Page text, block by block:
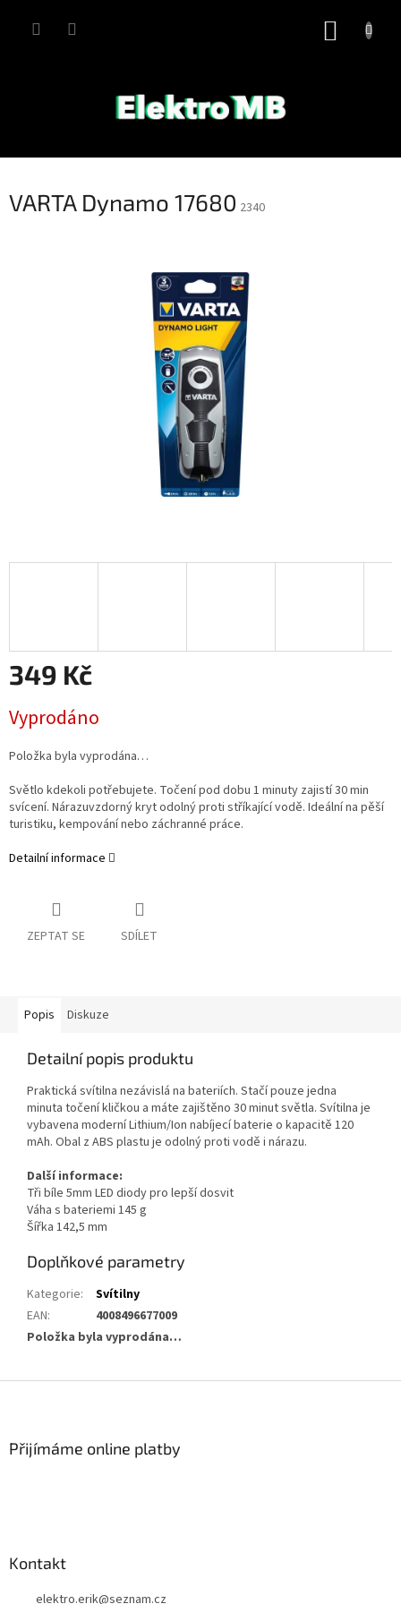
VARTA Dynamo 17680 2340
349 Kč
cena:
Vyprodáno
Položka byla vyprodána…
Světlo kdekoli potřebujete. Točení pod dobu 1 minuty zajistí 30 min
svícení. Nárazuvzdorný kryt odolný proti stříkající vodě. Ideální na pěší
turistiku, kempování nebo záchranné práce.
Detailní informace
ZEPTAT SE SDÍLET
Popis Diskuze
Detailní popis produktu
Praktická svítilna nezávislá na bateriích. Stačí pouze jedna
minuta točení kličkou a máte zajištěno 30 minut světla. Svítilna je
vybavena moderní Lithium/Ion nabíjecí baterie o kapacitě 120
mAh. Obal z ABS plastu je odolný proti vodě i nárazu.
Další informace:
Tři bíle 5mm LED diody pro lepší dosvit
Váha s bateriemi 145 g
Šířka 142,5 mm
Doplňkové parametry
Kategorie:
Svítilny
EAN:
4008496677009
Položka byla vyprodána…
Přijímáme online platby
Kontakt
elektro.erik@seznam.cz